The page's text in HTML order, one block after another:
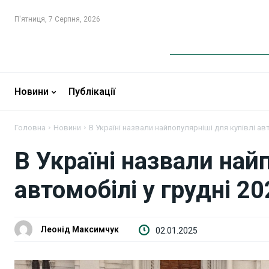
Бізнес
Фінанси
Валютний ринок
Криптовалюта
Бізнес
Фінанси
Валютний ринок
Криптовалюта
П'ятниця, 7 Серпня, 2026
Новини Публікації
Головна Новини В Україні назвали найпопулярніші для купівлі
В Україні назвали
автомобілі у грудні
Леонід Максимчук 02.01.2025